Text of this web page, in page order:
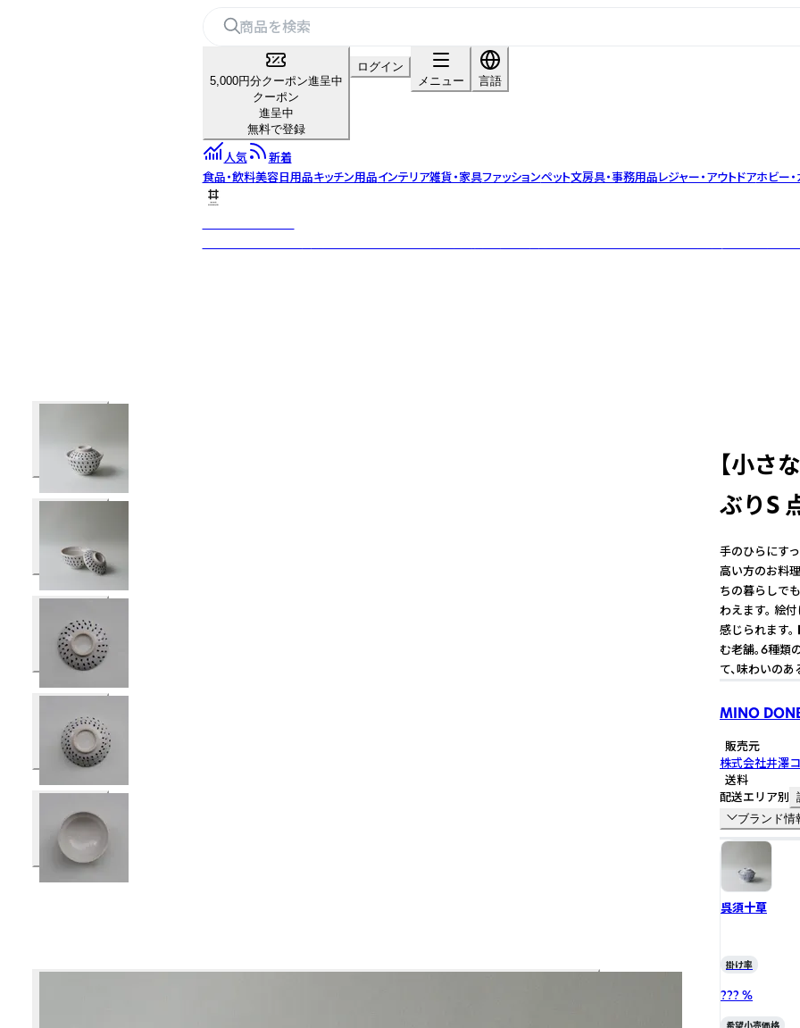
5,000円分クーポン進呈中
クーポン
進呈中
無料で登録
ログイン
メニュー
言語
人気
新着
食品・飲料美容日用品キッチン用品インテリア雑貨・家具ファッションペット文房具・事務用品レジャー・アウトドアホビー・
【小
ぶりS
手のひらにす
高い方のお料
ちの暮らしで
わえます。 絵
感じられます
む老舗。6種類
て、味わいの
MINO
販売元
株式会社井澤
送料
配送エリア別
ブランド情
呉須十草
掛け率
??? %
希望小売価格